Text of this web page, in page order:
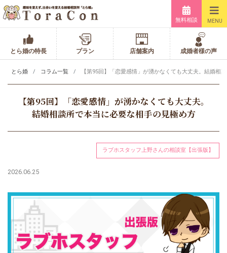
無料相談 MENU
とら婚の特長 プラン 店舗案内 成婚者様の声
とら婚 コラム一覧 【第95回】「恋愛感情」が湧かなくても大丈夫。結婚相
【第95回】「恋愛感情」が湧かなくても大丈夫。
結婚相談所で本当に必要な相手の見極め方
ラブホスタッフ上野さんの相談室【出張版】
2026.06.25